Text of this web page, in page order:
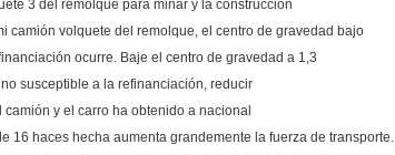
3 del remolque para minar y la construcción
camión volquete del remolque, el centro de gravedad bajo
ocurre. Baje el centro de gravedad a 1,3
susceptible a la refinanciación, reducir
y el carro ha obtenido a nacional
16 haces hecha aumenta grandemente la fuerza de transporte.